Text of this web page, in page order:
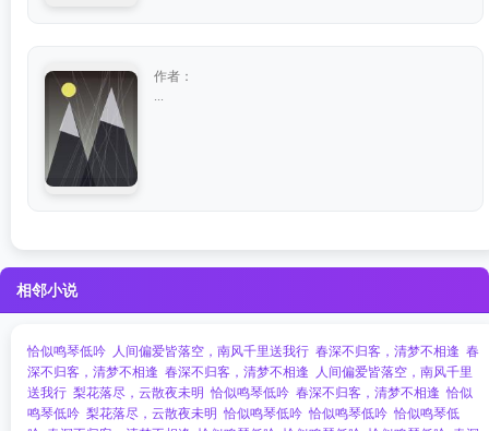
作者：
相邻小说
恰似鸣琴低吟 人间偏爱皆落空，南风千里送我行 春深不归客，清梦不相逢 春
深不归客，清梦不相逢 春深不归客，清梦不相逢
人间偏爱皆落空，南风千里
送我行 梨花落尽，云散夜未明 恰似鸣琴低吟 春深不归客，清梦不相逢 恰似
鸣琴低吟 梨花落尽，云散夜未明 恰似鸣琴低吟 恰似鸣琴低吟 恰似鸣琴低